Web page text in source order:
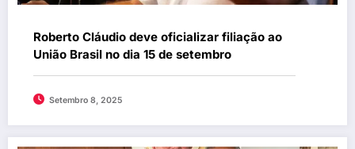
Roberto Cláudio deve oficializar filiação ao
União Brasil no dia 15 de setembro
Setembro 8, 2025